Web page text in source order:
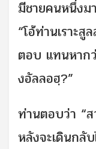
มีชายคนหนึ่งม
“โอ้ท่านเราะ
ตอบ แทนหาก
งอัลลอฮฺ?”
ท่านตอบว่า “ส
หลังจะเดินกลั